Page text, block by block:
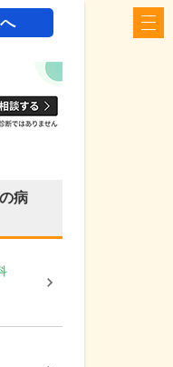
病